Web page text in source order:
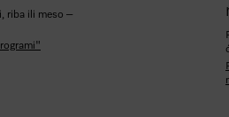
riba ili meso –